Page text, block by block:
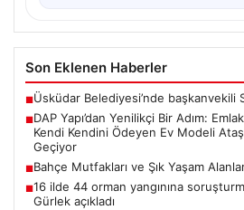
Son Eklenen Haberler
■Üsküdar Belediyesi’nde başkanvekili
■DAP Yapı’dan Yenilikçi Bir Adım:
Kendi Kendini Ödeyen Ev Modeli
Geçiyor
■Bahçe Mutfakları ve Şık Yaşam
■16 ilde 44 orman yangınına
Gürlek açıkladı